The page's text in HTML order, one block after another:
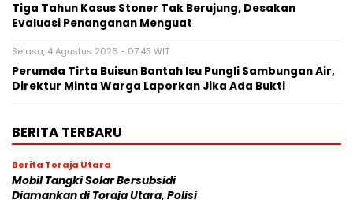
Tiga Tahun Kasus Stoner Tak Berujung, Desakan
Evaluasi Penanganan Menguat
Selasa, 4 Agustus 2026 - 07:45 WIT
Perumda Tirta Buisun Bantah Isu Pungli Sambungan Air,
Direktur Minta Warga Laporkan Jika Ada Bukti
BERITA TERBARU
Berita Toraja Utara
Mobil Tangki Solar Bersubsidi
Diamankan di Toraja Utara, Polisi